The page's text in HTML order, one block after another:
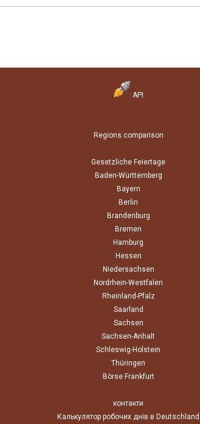
API
Regions comparison
Gesetzliche Feiertage
Baden-Württemberg
Bayern
Berlin
Brandenburg
Bremen
Hamburg
Hessen
Niedersachsen
Nordrhein-Westfalen
Rheinland-Pfalz
Saarland
Sachsen
Sachsen-Anhalt
Schleswig-Holstein
Thüringen
Börse Frankfurt
контакти
Калькулятор робочих днів в Deutschland